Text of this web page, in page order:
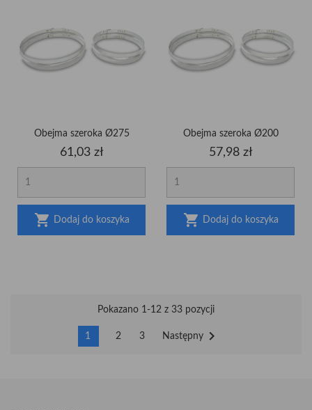
Obejma szeroka Ø275
Cena
61,03 zł
 Dodaj do koszyka
Obejma szeroka Ø200
Cena
57,98 zł
 Dodaj do koszyka
Pokazano 1-12 z 33 pozycji
1 2 3 Następny 